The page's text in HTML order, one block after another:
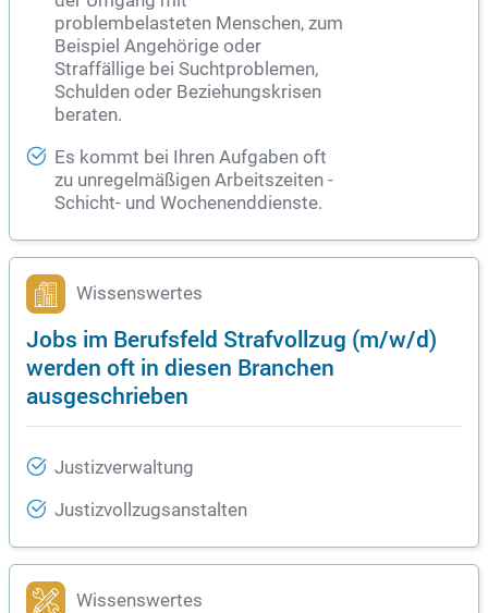
problembelasteten Menschen, zum
Beispiel Angehörige oder
Straffällige bei Suchtproblemen,
Schulden oder Beziehungskrisen
beraten.
Es kommt bei Ihren Aufgaben oft
zu unregelmäßigen Arbeitszeiten -
Schicht- und Wochenenddienste.
Wissenswertes
Jobs im Berufsfeld Strafvollzug (m/w/d)
werden oft in diesen Branchen
ausgeschrieben
Justizverwaltung
Justizvollzugsanstalten
Wissenswertes